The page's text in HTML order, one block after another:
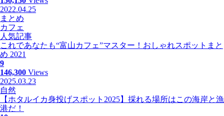
2022.04.25
まとめ
カフェ
人気記事
これであなたも“富山カフェ”マスター！おしゃれスポットまと
め 2021
9
146,300 Views
2025.03.23
自然
【ホタルイカ身投げスポット2025】採れる場所はこの海岸と漁
港だ！